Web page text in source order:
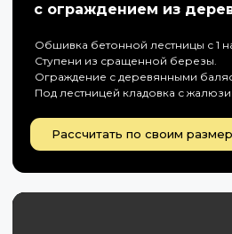
с ограждением из
Обшивка бетонной лестницы с 1
Ступени из сращенной березы.
Ограждение с деревянными
Под лестницей кладовка с
Рассчитать по своим